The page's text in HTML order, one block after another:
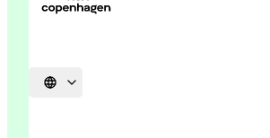
Select language